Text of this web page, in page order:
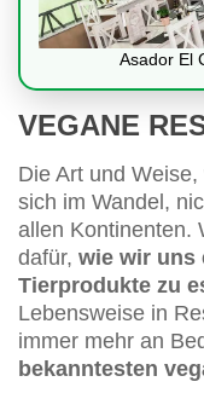
Asador El
VEGANE
Die Art und
sich im Wandel,
allen Kontinenten.
dafür, wie wir uns
Tierprodukte zu
Lebensweise in
immer mehr an
bekanntesten